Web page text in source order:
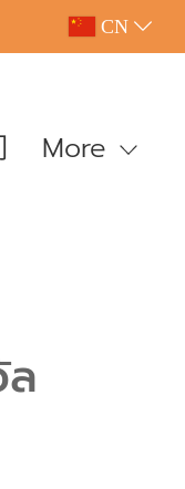
CN
More